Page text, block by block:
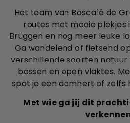
Het team van Boscafé de
routes met mooie plekjes
Brüggen en nog meer leuke
Ga wandelend of fietsend
verschillende soorten
bossen en open vlaktes.
spot je een damhert of zelfs
Met wie ga jij dit